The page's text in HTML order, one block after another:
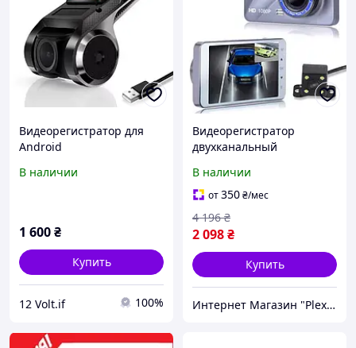
Видеорегистратор для
Android
В наличии
1 600₴
Купить
12 Volt.if 100%
Видеорегистратор
двухканальный
камеры), Автомобильный
видеорегистратор
андроид, CQS
В наличии
от350₴/мес
2 098₴
4 196 ₴
Купить
Интернет Магазин "PlexStore"